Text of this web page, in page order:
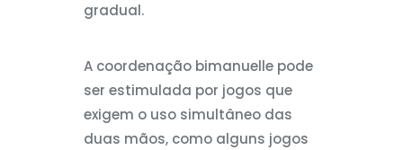
gradual.
A coordenação bimanuelle pode
ser estimulada por jogos que
exigem o uso simultâneo das
duas mãos, como alguns jogos